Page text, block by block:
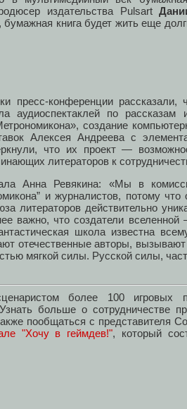
издательства Pulsart
книга будет жить еще
пресс-конференции рассказали,
аудиоспектаклей по рассказам
создание
Алексея Андреева с
что их проект —
литераторов к
Анна Ревякина: «Мы в
и журналистов, потому
литераторов действительно
важно, что создатели вселенной
школа известна
отечественные авторы,
мягкой силы. Русской силы,
более 100 игровых
больше о сотрудничестве
пообщаться с представителя
"Хочу в геймдев!", который